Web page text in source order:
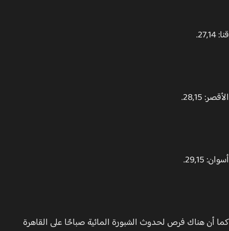
28,15.
29,15.
أن هناك فرص لحدوث الشبورة المائية صباحًا على القاهرة